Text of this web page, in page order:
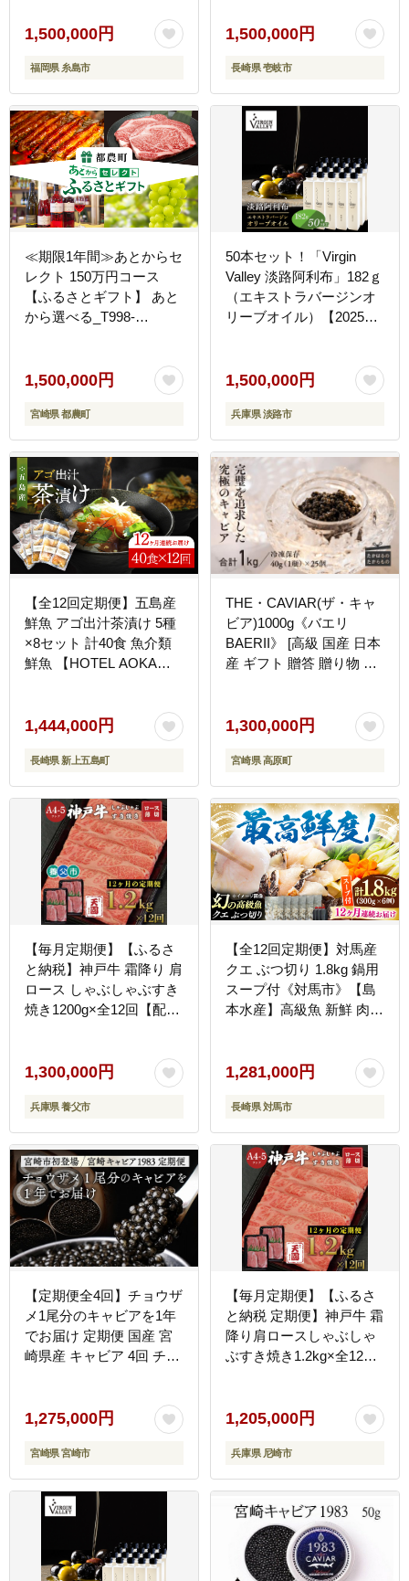
1,500,000円
福岡県 糸島市
1,500,000円
長崎県 壱岐市
≪期限1年間≫あとからセ
レクト 150万円コース
【ふるさとギフト】 あと
から選べる_T998-
1,500,000円
宮崎県 都農町
50本セット！「Virgin
Valley 淡路阿利布」182ｇ
（エキストラバージンオ
リーブオイル）【2025年
1,500,000円
兵庫県 淡路市
【全12回定期便】五島産
鮮魚 アゴ出汁茶漬け 5種
×8セット 計40食 魚介類
鮮魚 【HOTEL AOKA
1,444,000円
長崎県 新上五島町
THE・CAVIAR(ザ・キャ
ビア)1000g《バエリ
BAERII》 [高級 国産 日本
産 ギフト 贈答 贈り物 プ
1,300,000円
宮崎県 高原町
【毎月定期便】【ふるさ
と納税】神戸牛 霜降り 肩
ロース しゃぶしゃぶすき
焼き1200g×全12回【配送
1,300,000円
兵庫県 養父市
【全12回定期便】対馬産
クエ ぶつ切り 1.8kg 鍋用
スープ付《対馬市》【島
本水産】高級魚 新鮮 肉厚
[WBI029]
1,281,000円
長崎県 対馬市
【定期便全4回】チョウザ
メ1尾分のキャビアを1年
でお届け 定期便 国産 宮
崎県産 キャビア 4回 チョ
1,275,000円
宮崎県 宮崎市
【毎月定期便】【ふるさ
と納税 定期便】神戸牛 霜
降り肩ロースしゃぶしゃ
ぶすき焼き1.2kg×全12回
1,205,000円
兵庫県 尼崎市